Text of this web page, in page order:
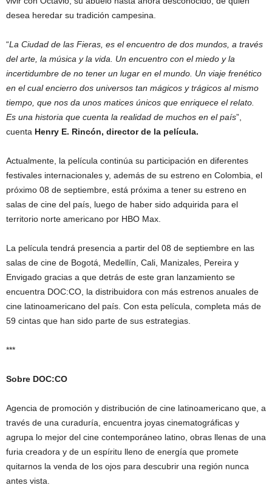
desea heredar su tradición campesina.
“La Ciudad de las Fieras, es el encuentro de dos mundos, a través
del arte, la música y la vida. Un encuentro con el miedo y la
incertidumbre de no tener un lugar en el mundo. Un viaje frenético
en el cual encierro dos universos tan mágicos y trágicos al mismo
tiempo, que nos da unos matices únicos que enriquece el relato.
Es una historia que cuenta la realidad de muchos en el país”,
cuenta Henry E. Rincón, director de la película.
Actualmente, la película continúa su participación en diferentes
festivales internacionales y, además de su estreno en Colombia, el
próximo 08 de septiembre, está próxima a tener su estreno en
salas de cine del país, luego de haber sido adquirida para el
territorio norte americano por HBO Max.
La película tendrá presencia a partir del 08 de septiembre en las
salas de cine de Bogotá, Medellín, Cali, Manizales, Pereira y
Envigado gracias a que detrás de este gran lanzamiento se
encuentra DOC:CO, la distribuidora con más estrenos anuales de
cine latinoamericano del país. Con esta película, completa más de
59 cintas que han sido parte de sus estrategias.
***
Sobre DOC:CO
Agencia de promoción y distribución de cine latinoamericano que, a
través de una curaduría, encuentra joyas cinematográficas y
agrupa lo mejor del cine contemporáneo latino, obras llenas de una
furia creadora y de un espíritu lleno de energía que promete
quitarnos la venda de los ojos para descubrir una región nunca
antes vista.